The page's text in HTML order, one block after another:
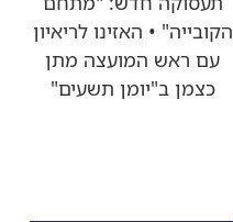
הקובייה" • האזינו לריאיון
עם ראש המועצה מתן
כצמן ב"יומן תשעים"